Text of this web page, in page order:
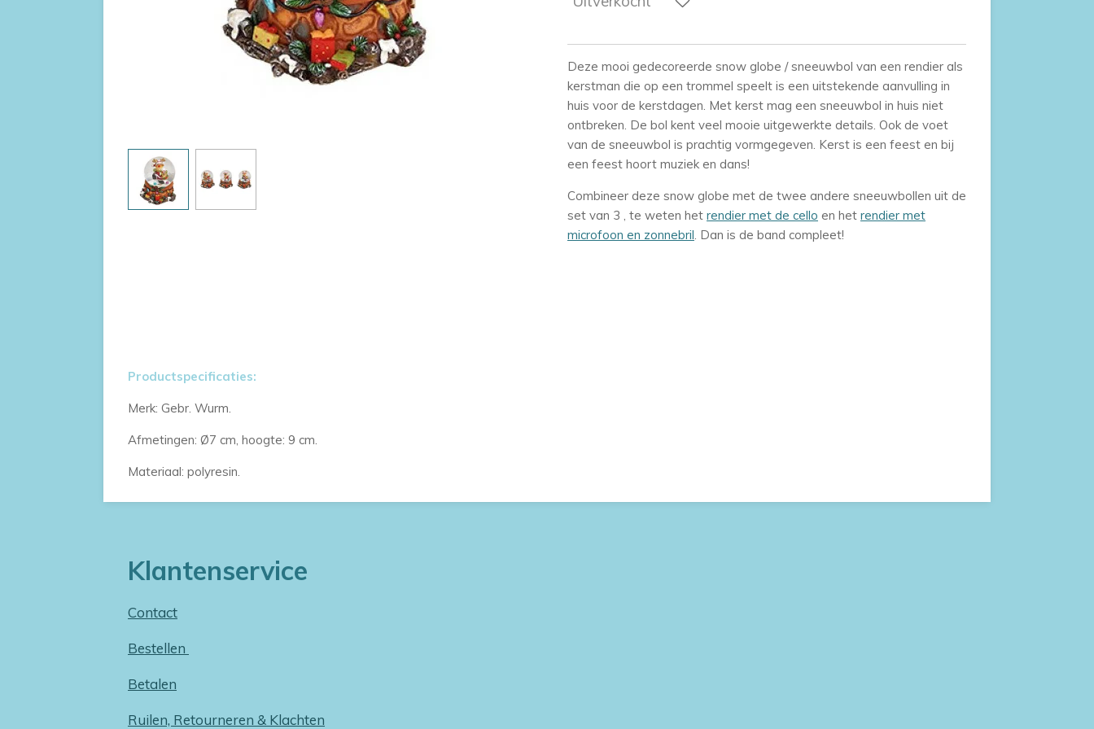
Deze mooi gedecoreerde snow globe / sneeuwbol van een rendier als
kerstman die op een trommel speelt is een uitstekende aanvulling in
huis voor de kerstdagen. Met kerst mag een sneeuwbol in huis niet
ontbreken. De bol kent veel mooie uitgewerkte details. Ook de voet
van de sneeuwbol is prachtig vormgegeven. Kerst is een feest en bij
een feest hoort muziek en dans!
Combineer deze snow globe met de twee andere sneeuwbollen uit de
set van 3 , te weten het rendier met de cello en het rendier met
microfoon en zonnebril. Dan is de band compleet!
Productspecificaties:
Merk: Gebr. Wurm.
Afmetingen: Ø7 cm, hoogte: 9 cm.
Materiaal: polyresin.
Klantenservice
Contact
Bestellen
Betalen
Ruilen, Retourneren & Klachten